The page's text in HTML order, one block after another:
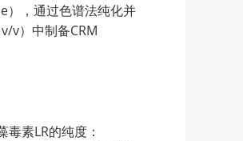
），通过色谱法纯化并
v）中制备CRM
素LR的纯度：